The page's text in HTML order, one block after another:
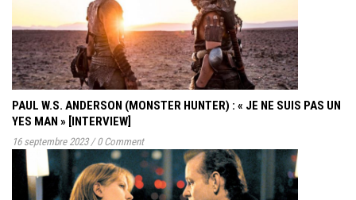
PAUL W.S. ANDERSON (MONSTER HUNTER) : « JE NE SUIS PAS UN
YES MAN » [INTERVIEW]
16 septembre 2023 / 0 Comment